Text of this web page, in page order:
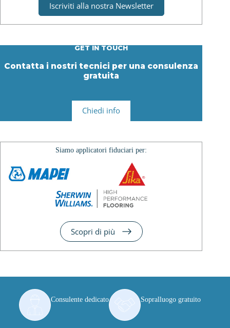
Iscriviti alla nostra Newsletter
GET IN TOUCH
Contatta i nostri tecnici per una consulenza
gratuita
Chiedi info
Siamo applicatori fiduciari per:
Scopri di più
Consulente dedicato Sopralluogo gratuito